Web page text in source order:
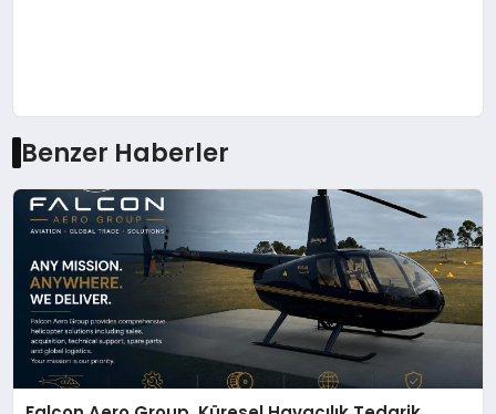
Benzer Haberler